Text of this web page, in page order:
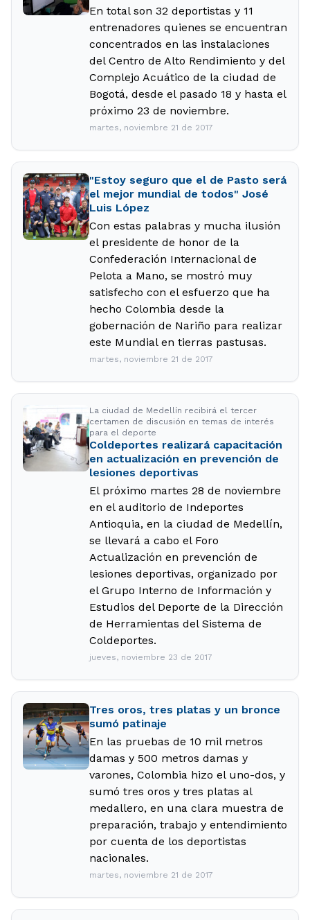
En total son 32 deportistas y 11
entrenadores quienes se encuentran
concentrados en las instalaciones
del Centro de Alto Rendimiento y del
Complejo Acuático de la ciudad de
Bogotá, desde el pasado 18 y hasta el
próximo 23 de noviembre.
martes, noviembre 21 de 2017
"Estoy seguro que el de Pasto será
el mejor mundial de todos" José
Luis López
Con estas palabras y mucha ilusión
el presidente de honor de la
Confederación Internacional de
Pelota a Mano, se mostró muy
satisfecho con el esfuerzo que ha
hecho Colombia desde la
gobernación de Nariño para realizar
este Mundial en tierras pastusas.
martes, noviembre 21 de 2017
La ciudad de Medellín recibirá el tercer
certamen de discusión en temas de interés
para el deporte
Coldeportes realizará capacitación
en actualización en prevención de
lesiones deportivas
El próximo martes 28 de noviembre
en el auditorio de Indeportes
Antioquia, en la ciudad de Medellín,
se llevará a cabo el Foro
Actualización en prevención de
lesiones deportivas, organizado por
el Grupo Interno de Información y
Estudios del Deporte de la Dirección
de Herramientas del Sistema de
Coldeportes.
jueves, noviembre 23 de 2017
Tres oros, tres platas y un bronce
sumó patinaje
En las pruebas de 10 mil metros
damas y 500 metros damas y
varones, Colombia hizo el uno-dos, y
sumó tres oros y tres platas al
medallero, en una clara muestra de
preparación, trabajo y entendimiento
por cuenta de los deportistas
nacionales.
martes, noviembre 21 de 2017